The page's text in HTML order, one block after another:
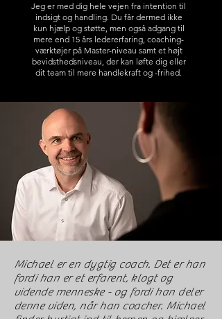
Jeg er med dig hele vejen fra intention til
indsigt og handling. Du får dermed ikke
kun hjælp og støtte, men også adgang til
mere end 15 års ledererfaring, coaching-
værktøjer på Master-niveau samt et højt
bevidsthedsniveau, der kan løfte dig eller
dit team til mere handlekraft og -frihed.
Michael er en dygtig coach. Det er han
fordi han er et erfarent, klogt og
vidende menneske - og fordi han deler
denne viden, når han coacher. Michael